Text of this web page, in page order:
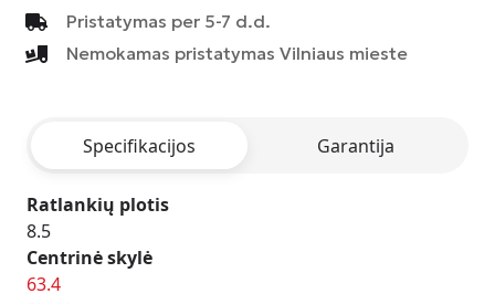
-
AF15
-
Pristatymas per 5-7 d.d.
Nemokamas pristatymas Vilniaus mieste
Specifikacijos Garantija
Ratlankių plotis
8.5
Centrinė skylė
63.4